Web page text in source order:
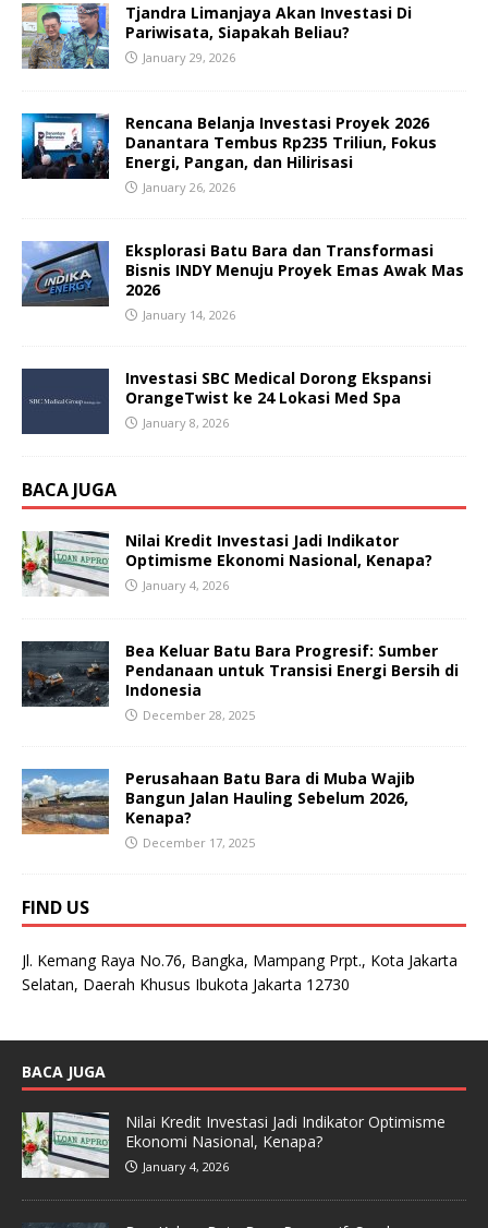
Tjandra Limanjaya Akan Investasi Di
Pariwisata, Siapakah Beliau?
January 29, 2026
Rencana Belanja Investasi Proyek 2026
Danantara Tembus Rp235 Triliun, Fokus
Energi, Pangan, dan Hilirisasi
January 26, 2026
Eksplorasi Batu Bara dan Transformasi
Bisnis INDY Menuju Proyek Emas Awak Mas
2026
January 14, 2026
Investasi SBC Medical Dorong Ekspansi
OrangeTwist ke 24 Lokasi Med Spa
January 8, 2026
BACA JUGA
Nilai Kredit Investasi Jadi Indikator
Optimisme Ekonomi Nasional, Kenapa?
January 4, 2026
Bea Keluar Batu Bara Progresif: Sumber
Pendanaan untuk Transisi Energi Bersih di
Indonesia
December 28, 2025
Perusahaan Batu Bara di Muba Wajib
Bangun Jalan Hauling Sebelum 2026,
Kenapa?
December 17, 2025
FIND US
Jl. Kemang Raya No.76, Bangka, Mampang Prpt., Kota Jakarta
Selatan, Daerah Khusus Ibukota Jakarta 12730
BACA JUGA
Nilai Kredit Investasi Jadi Indikator Optimisme
Ekonomi Nasional, Kenapa?
January 4, 2026